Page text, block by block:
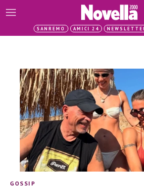
SANREMO AMICI 24
GOSSIP